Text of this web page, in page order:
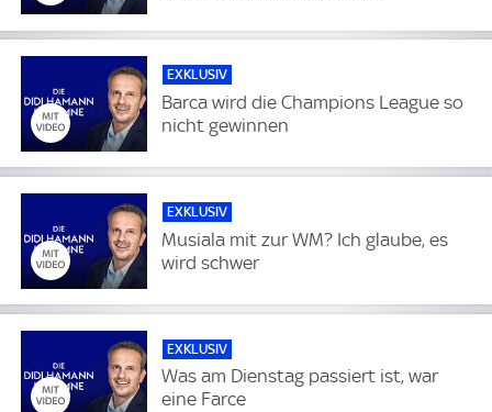
EXKLUSIV
Barca wird die Champions League so
nicht gewinnen
EXKLUSIV
Musiala mit zur WM? Ich glaube, es
wird schwer
EXKLUSIV
Was am Dienstag passiert ist, war
eine Farce